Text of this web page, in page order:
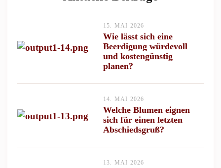
15. MAI 2026
Wie lässt sich eine
Beerdigung würdevoll
und kostengünstig
planen?
14. MAI 2026
Welche Blumen eignen
sich für einen letzten
Abschiedsgruß?
13. MAI 2026